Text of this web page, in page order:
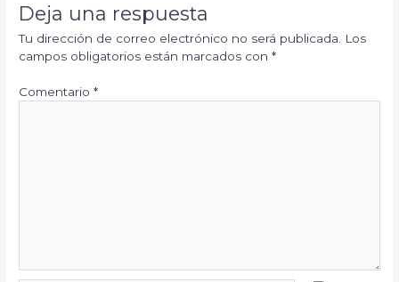
Deja una respuesta
Tu dirección de correo electrónico no será publicada.
Los
campos obligatorios están marcados con*
Comentario*